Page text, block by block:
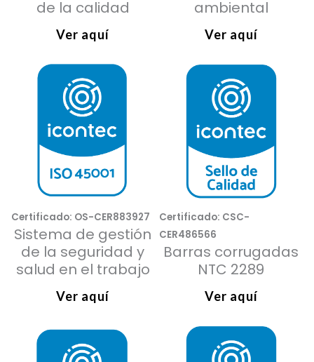
de la calidad
Ver aquí
ambiental
Ver aquí
Certificado: OS-CER883927
Sistema de gestión
de la seguridad y
salud en el trabajo
Ver aquí
Certificado: CSC-
CER486566
Barras corrugadas
NTC 2289
Ver aquí